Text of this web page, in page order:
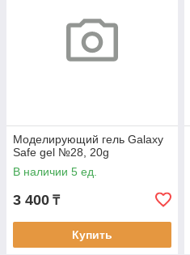
Моделирующий гель Galaxy
Safe gel №28, 20g
В наличии 5 ед.
3 400 ₸
Купить